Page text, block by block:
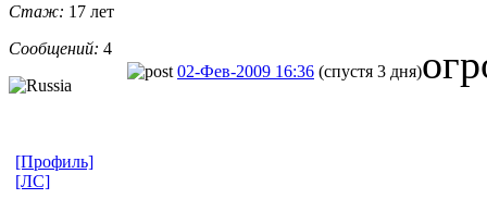
Стаж: 17 лет
Сообщений: 4
02-Фев-2009 16:36 (спустя 3 дня)
[Профиль]
[ЛС]